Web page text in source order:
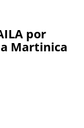
por
Martinica